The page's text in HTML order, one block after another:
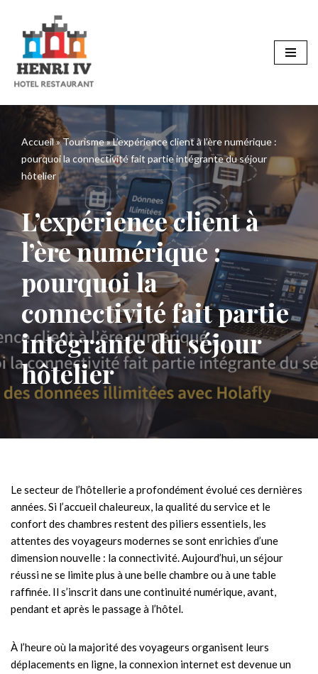
Aller
contenu
Accueil»Tourisme»L’expérience client à l’ère numérique :
pourquoi la connectivité fait partie intégrante du séjour
hôtelier
L’expérience client à
l’ère numérique :
pourquoi la
connectivité fait partie
intégrante du séjour
hôtelier
Le secteur de l’hôtellerie a profondément évolué ces dernières
années. Si l’accueil chaleureux, la qualité du service et le
confort des chambres restent des piliers essentiels, les
attentes des voyageurs modernes se sont enrichies d’une
dimension nouvelle : la connectivité. Aujourd’hui, un séjour
réussi ne se limite plus à une belle chambre ou à une table
raffinée. Il s’inscrit dans une continuité numérique, avant,
pendant et après le passage à l’hôtel.
À l’heure où la majorité des voyageurs organisent leurs
déplacements en ligne, la connexion internet est devenue un